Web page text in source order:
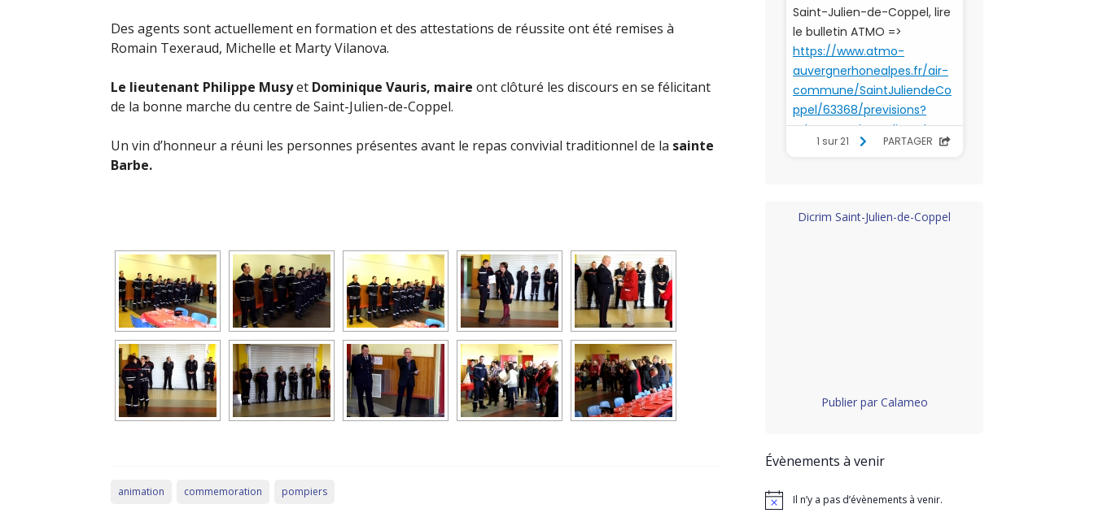
Des agents sont actuellement en formation et des attestations de réussite ont été remises à
Romain Texeraud, Michelle et Marty Vilanova.
Le lieutenant Philippe Musyet Dominique Vauris, maire ont clôturé les discours en se félicitant
de la bonne marche du centre de Saint-Julien-de-Coppel.
Un vin d’honneur a réuni les personnes présentes avant le repas convivial traditionnel de la sainte
Barbe.
animation commemoration pompiers
Dicrim Saint-Julien-de-Coppel
Publier par Calameo
Évènements à venir
NoticeIl n’y a pas d’évènements à venir.